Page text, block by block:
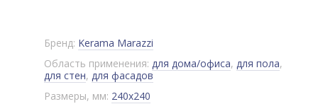
Бренд: Kerama Marazzi
Область применения: для дома/офиса, для пола,
для стен, для фасадов
Размеры, мм: 240x240